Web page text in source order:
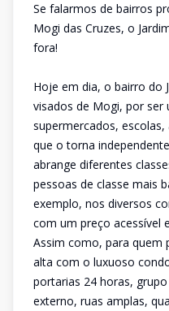
Se falarmos de bairros
Mogi das Cruzes, o
fora!
Hoje em dia, o bairro do
visados de Mogi, por
supermercados,
que o torna
abrange diferentes
pessoas de classe mais
exemplo, nos diversos
com um preço acessível
Assim como, para quem
alta com o luxuoso
portarias 24 horas,
externo, ruas amplas,